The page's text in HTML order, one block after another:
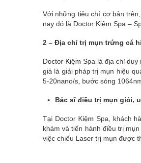
Với những tiêu chí cơ bản
nay đó là Doctor Kiệm Spa –
2 – Địa chỉ trị mụn trứng cá
Doctor Kiệm Spa là địa chỉ
giá là giải pháp trị mụn hiệu
5-20nano/s, bước sóng
Bác sĩ điều trị mụn giỏi,
Tại Doctor Kiệm Spa, khách
khám và tiến hành điều trị
việc chiếu Laser trị mụn được